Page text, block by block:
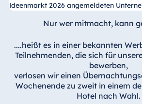
Ideenmarkt 2026 angemeldeten
Nur wer mitmacht, kann
....heißt es in einer bekannten
Teilnehmenden, die sich für
bewerben,
verlosen wir einen
Wochenende zu zweit in einem
Hotel nach Wahl.